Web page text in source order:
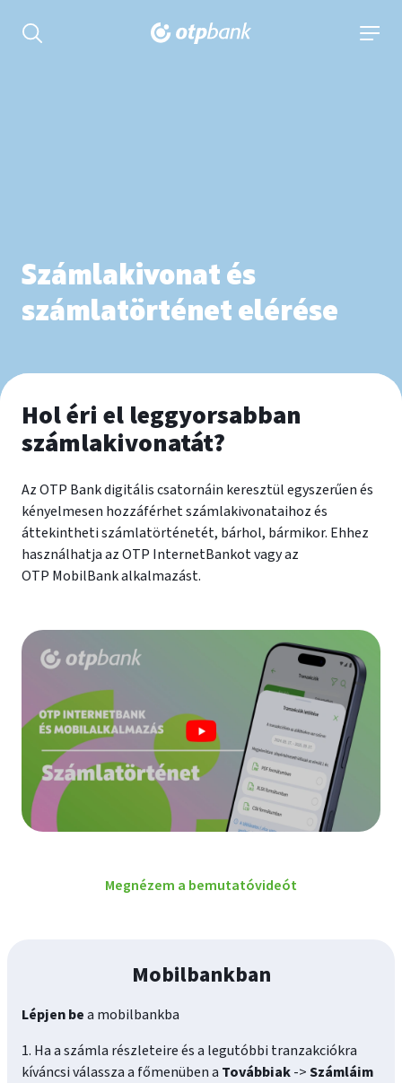
Keresés kinyitása
Számlakivonat és
számlatörténet elérése
Hol éri el leggyorsabban
számlakivonatát?
Az OTP Bank digitális csatornáin keresztül egyszerűen és
kényelmesen hozzáférhet számlakivonataihoz és
áttekintheti számlatörténetét, bárhol, bármikor. Ehhez
használhatja az OTP InternetBankot vagy az
OTP MobilBank alkalmazást.
Megnézem a bemutatóvideót
Mobilbankban
Lépjen bea mobilbankba
1. Ha a számla részleteire és a legutóbbi tranzakciókra
kíváncsi válassza a főmenüben a Továbbiak->Számláim